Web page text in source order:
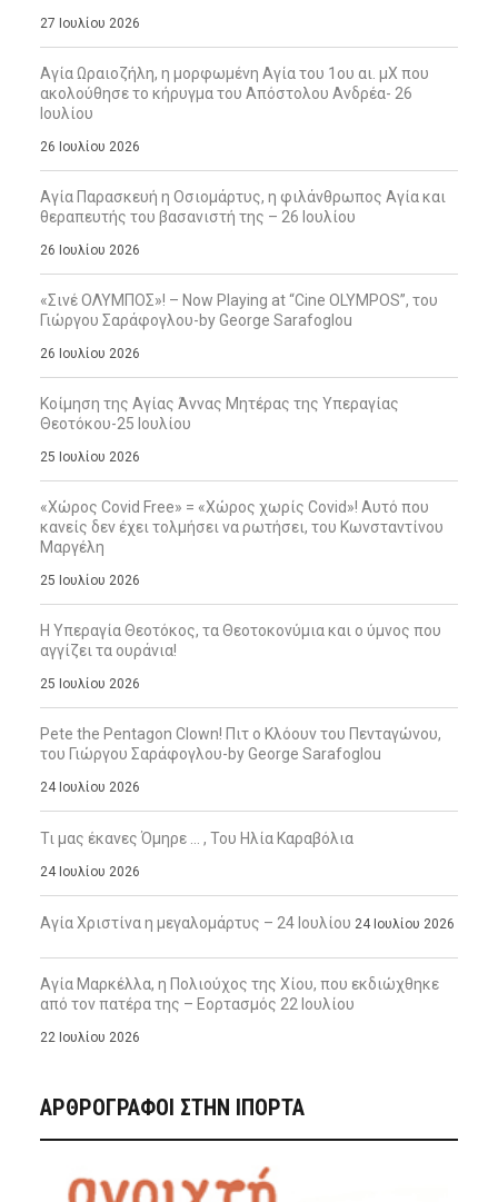
27 Ιουλίου 2026
Αγία Ωραιοζήλη, η μορφωμένη Αγία του 1ου αι. μΧ που
ακολούθησε το κήρυγμα του Απόστολου Ανδρέα- 26
Ιουλίου
26 Ιουλίου 2026
Αγία Παρασκευή η Οσιομάρτυς, η φιλάνθρωπος Αγία και
θεραπευτής του βασανιστή της – 26 Ιουλίου
26 Ιουλίου 2026
«Σινέ ΟΛΥΜΠΟΣ»! – Now Playing at “Cine OLYMPOS”, του
Γιώργου Σαράφογλου-by George Sarafoglou
26 Ιουλίου 2026
Κοίμηση της Αγίας Άννας Μητέρας της Υπεραγίας
Θεοτόκου-25 Ιουλίου
25 Ιουλίου 2026
«Χώρος Covid Free» = «Χώρος χωρίς Covid»! Αυτό που
κανείς δεν έχει τολμήσει να ρωτήσει, του Κωνσταντίνου
Μαργέλη
25 Ιουλίου 2026
Η Υπεραγία Θεοτόκος, τα Θεοτοκονύμια και ο ύμνος που
αγγίζει τα ουράνια!
25 Ιουλίου 2026
Pete the Pentagon Clown! Πιτ ο Κλόουν του Πενταγώνου,
του Γιώργου Σαράφογλου-by George Sarafoglou
24 Ιουλίου 2026
Τι μας έκανες Όμηρε … , Του Ηλία Καραβόλια
24 Ιουλίου 2026
Αγία Χριστίνα η μεγαλομάρτυς – 24 Ιουλίου 24 Ιουλίου 2026
Αγία Μαρκέλλα, η Πολιούχος της Χίου, που εκδιώχθηκε
από τον πατέρα της – Εορτασμός 22 Ιουλίου
22 Ιουλίου 2026
ΑΡΘΡΟΓΡΑΦΟΙ ΣΤΗΝ IΠΟΡΤΑ